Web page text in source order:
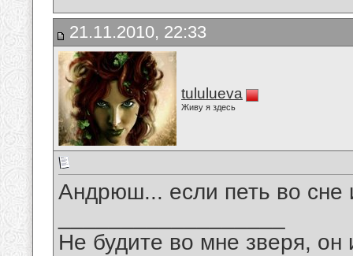
21.11.2010, 22:33
tululueva
Живу я здесь
Андрюш... если петь во сне
Не будите во мне зверя, он